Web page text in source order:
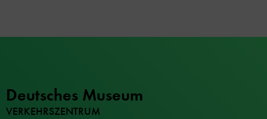
Deutsches Museum
VERKEHRSZENTRUM